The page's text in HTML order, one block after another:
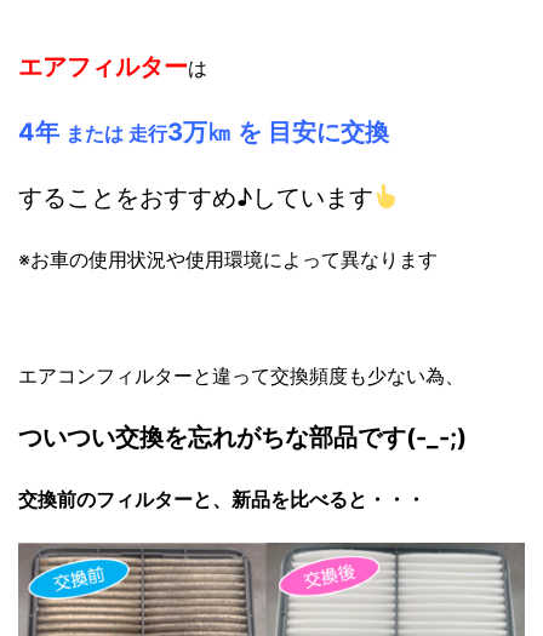
エアフィルターは
4年 または 走行3万㎞ を 目安に交換
することをおすすめ♪しています
※お車の使用状況や使用環境によって異なります
エアコンフィルターと違って交換頻度も少ない為、
ついつい交換を忘れがちな部品です(-_-;)
交換前のフィルターと、新品を比べると・・・